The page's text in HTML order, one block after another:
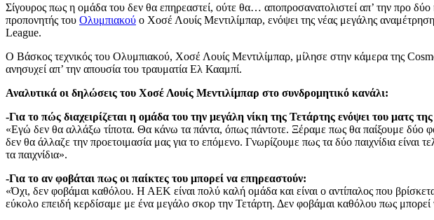
Σίγουρος πως η ομάδα του δεν θα επηρεαστεί, ούτε θα… αποπροσανατολιστεί απ’ την προ δύο
προπονητής του Ολυμπιακού ο Χοσέ Λουίς Μεντιλίμπαρ, ενόψει της νέας μεγάλης
League.
Ο Βάσκος τεχνικός του Ολυμπιακού, Χοσέ Λουίς Μεντιλίμπαρ, μίλησε στην κάμερα της
ανησυχεί απ’ την απουσία του τραυματία Ελ Κααμπί.
Αναλυτικά οι δηλώσεις του Χοσέ Λουίς Μεντιλίμπαρ στο συνδρομητικό κανάλι:
-Για το πώς διαχειρίζεται η ομάδα του την μεγάλη νίκη της Τετάρτης ενόψει του ματς
«Εγώ δεν θα αλλάξω τίποτα. Θα κάνω τα πάντα, όπως πάντοτε. Ξέραμε πως θα παίξουμε δύο
δεν θα άλλαζε την προετοιμασία μας για το επόμενο. Γνωρίζουμε πως τα δύο παιχνίδια είναι
τα παιχνίδια».
-Για το αν φοβάται πως οι παίκτες του μπορεί να επηρεαστούν:
«Όχι, δεν φοβάμαι καθόλου. Η ΑΕΚ είναι πολύ καλή ομάδα και είναι ο αντίπαλος που
εύκολο επειδή κερδίσαμε με ένα μεγάλο σκορ την Τετάρτη. Δεν φοβάμαι καθόλου πως μπορεί